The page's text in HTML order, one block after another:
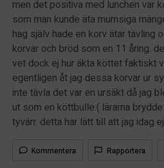
men det positiva med lunchen var
som man kunde äta mumsiga
hag själv hade en korv ätar tävling
korvar och bröd som en 11 åring.
vet dock ej hur äkta köttet faktiskt
egentligen åt jag dessa korvar ur
inte tävla det var en ursäkt då jag
ut som en köttbulle:( lärarna
tyvärr. detta har lätt till att jag idag
Kommentera Rapportera